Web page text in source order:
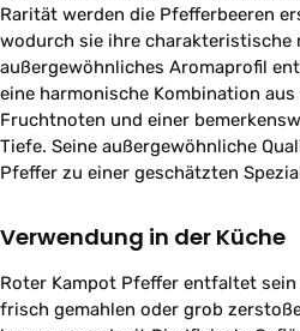
Rarität werden die Pfefferbeeren
wodurch sie ihre charakteristische
außergewöhnliches Aromaprofil
eine harmonische Kombination
Fruchtnoten und einer
Tiefe. Seine außergewöhnliche
Pfeffer zu einer geschätzten
Verwendung in der Küche
Roter Kampot Pfeffer entfaltet
frisch gemahlen oder grob